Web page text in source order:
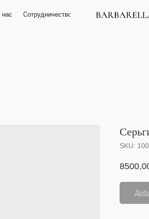
Сотрудничество
Сотрудничество
нас
SKU: